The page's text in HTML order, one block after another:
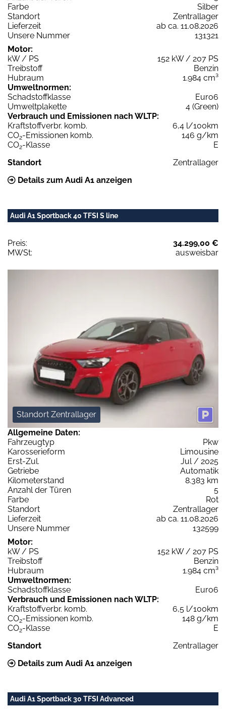
Farbe
Silber
Standort
Zentrallager
Lieferzeit
ab ca. 11.08.2026
Unsere Nummer
131321
Motor:
kW / PS
152 kW / 207 PS
Treibstoff
Benzin
Hubraum
1.984 cm³
Umweltnormen:
Schadstoffklasse
Euro6
Umweltplakette
4 (Green)
Verbrauch und Emissionen nach WLTP:
Kraftstoffverbr. komb.
6,4 l/100km
CO2-Emissionen komb.
146 g/km
CO2-Klasse
E
Standort
Zentrallager
Details zum Audi A1 anzeigen
Audi A1 Sportback 40 TFSI S line
Preis:
34.299,00 €
MWSt:
ausweisbar
Standort Zentrallager
Allgemeine Daten:
Fahrzeugtyp
Pkw
Karosserieform
Limousine
Erst-Zul.
Jul / 2025
Getriebe
Automatik
Kilometerstand
8.383 km
Anzahl der Türen
5
Farbe
Rot
Standort
Zentrallager
Lieferzeit
ab ca. 11.08.2026
Unsere Nummer
132599
Motor:
kW / PS
152 kW / 207 PS
Treibstoff
Benzin
Hubraum
1.984 cm³
Umweltnormen:
Schadstoffklasse
Euro6
Verbrauch und Emissionen nach WLTP:
Kraftstoffverbr. komb.
6,5 l/100km
CO2-Emissionen komb.
148 g/km
CO2-Klasse
E
Standort
Zentrallager
Details zum Audi A1 anzeigen
Audi A1 Sportback 30 TFSI Advanced